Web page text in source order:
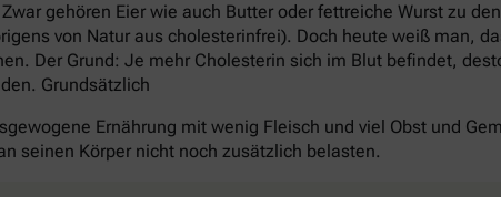
gehören Eier wie auch Butter oder fettreiche Wurst zu
von Natur aus cholesterinfrei). Doch heute weiß man,
Der Grund: Je mehr Cholesterin sich im Blut befindet,
Grundsätzlich
Ernährung mit wenig Fleisch und viel Obst und
seinen Körper nicht noch zusätzlich belasten.